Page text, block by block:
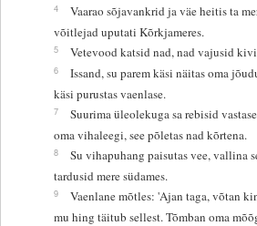
4
Vaarao sõjavankrid ja väe heitis ta
võitlejad uputati Kõrkjameres.
5 Vetevood katsid nad, nad vajusid
6
Issand, su parem käsi näitas oma
käsi purustas vaenlase.
7
Suurima üleolekuga sa rebisid
oma vihaleegi, see põletas nad kõrtena.
8
Su vihapuhang paisutas vee, vallina
tardusid mere südames.
9
Vaenlane mõtles: 'Ajan taga, võtan
mu hing täitub sellest. Tõmban oma